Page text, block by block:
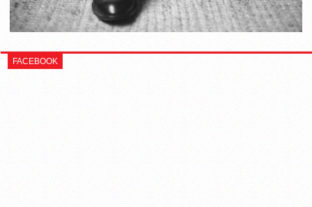
FACEBOOK